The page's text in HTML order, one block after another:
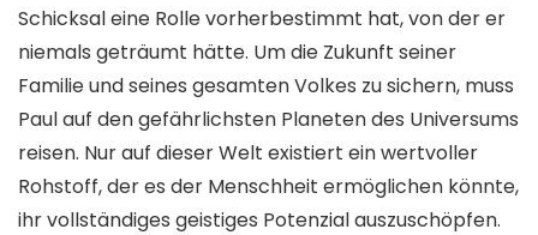
Schicksal eine Rolle vorherbestimmt hat, von der er
niemals geträumt hätte. Um die Zukunft seiner
Familie und seines gesamten Volkes zu sichern, muss
Paul auf den gefährlichsten Planeten des Universums
reisen. Nur auf dieser Welt existiert ein wertvoller
Rohstoff, der es der Menschheit ermöglichen könnte,
ihr vollständiges geistiges Potenzial auszuschöpfen.